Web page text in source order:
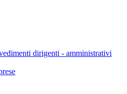
dirigenti - amministrativi